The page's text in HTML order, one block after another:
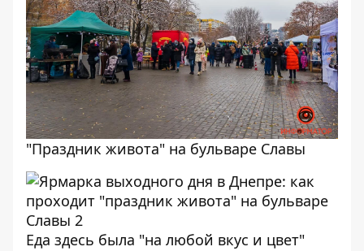
"Праздник живота" на бульваре Славы
Еда здесь была "на любой вкус и цвет"